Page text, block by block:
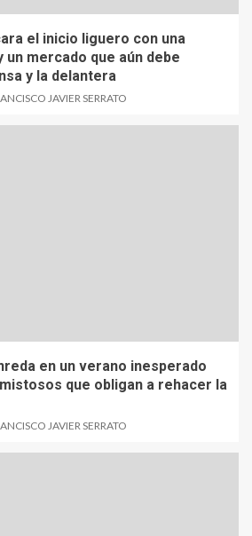
el inicio liguero con una
un mercado que aún debe
y la delantera
JAVIER SERRATO
en un verano inesperado
que obligan a rehacer la
JAVIER SERRATO